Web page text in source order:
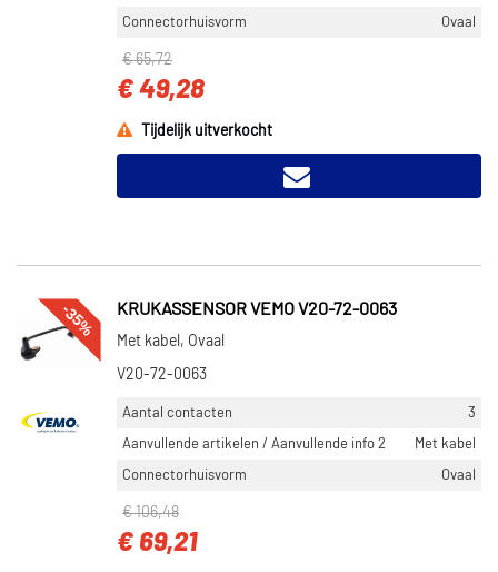
Connectorhuisvorm Ovaal
€ 65,72
€ 49,28
Tijdelijk uitverkocht
-35% KRUKASSENSOR VEMO V20-72-0063
Met kabel, Ovaal
V20-72-0063
Aantal contacten
3
Aanvullende artikelen / Aanvullende info 2
Met kabel
Connectorhuisvorm
Ovaal
€ 106,48
€ 69,21